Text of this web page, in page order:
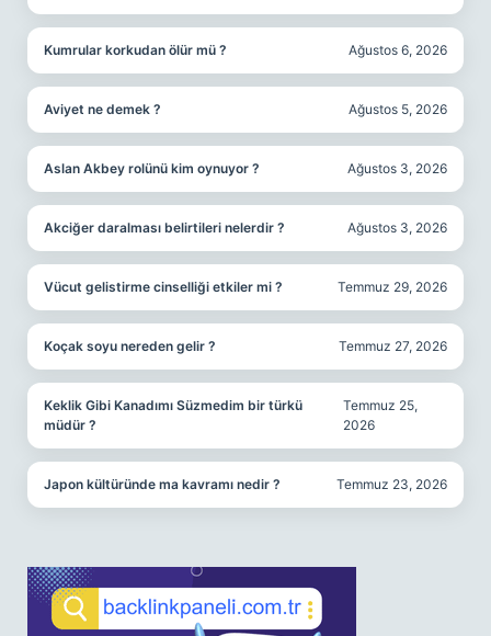
Kumrular korkudan ölür mü ? Ağustos 6, 2026
Aviyet ne demek ? Ağustos 5, 2026
Aslan Akbey rolünü kim oynuyor ? Ağustos 3, 2026
Akciğer daralması belirtileri nelerdir ? Ağustos 3, 2026
Vücut gelistirme cinselliği etkiler mi ? Temmuz 29, 2026
Koçak soyu nereden gelir ? Temmuz 27, 2026
Keklik Gibi Kanadımı Süzmedim bir türkü
müdür ?
Temmuz 25,
2026
Japon kültüründe ma kavramı nedir ? Temmuz 23, 2026